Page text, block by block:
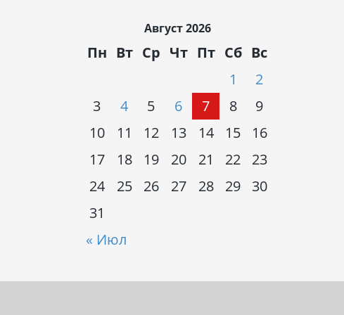
Август 2026
Пн Вт Ср Чт Пт Сб Вс
« Июл
1
2
3
4 5 6 7 8
9
10
11 12 13 14 15
16
17
18 19 20 21 22
23
24
25 26 27 28 29
30
31